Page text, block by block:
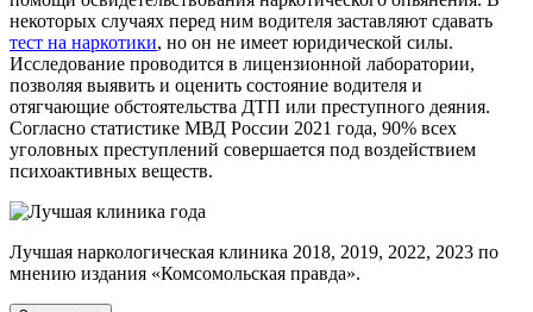
некоторых случаях перед ним водителя заставляют сдавать
тест на наркотики, но он не имеет юридической силы.
Исследование проводится в лицензионной лаборатории,
позволяя выявить и оценить состояние водителя и
отягчающие обстоятельства ДТП или преступного деяния.
Согласно статистике МВД России 2021 года, 90% всех
уголовных преступлений совершается под воздействием
психоактивных веществ.
Лучшая наркологическая клиника 2018, 2019, 2022, 2023 по
мнению издания «Комсомольская правда».